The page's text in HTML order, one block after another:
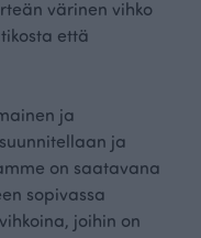
värinen vihko
että
ja
ja
on saatavana
sopivassa
joihin on